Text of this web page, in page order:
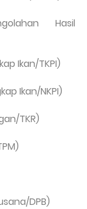
Hasil
Ikan/TKPI)
Ikan/NKPI)
TKR)
DPB)